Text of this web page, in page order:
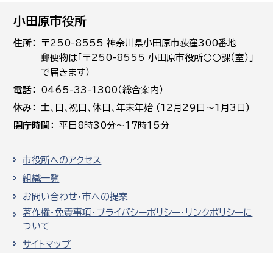
小田原市役所
住所
〒250-8555 神奈川県小田原市荻窪300番地
郵便物は「〒250-8555 小田原市役所○○課（室）」
で届きます）
電話
0465-33-1300（総合案内）
休み
土､日､祝日、休日、年末年始 (12月29日～1月3日)
開庁時間
平日8時30分～17時15分
市役所へのアクセス
組織一覧
お問い合わせ・市への提案
著作権・免責事項・プライバシーポリシー・リンクポリシーに
ついて
サイトマップ